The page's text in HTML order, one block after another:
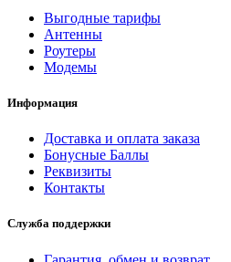
Выгодные тарифы
Антенны
Роутеры
Модемы
Информация
Доставка и оплата заказа
Бонусные Баллы
Реквизиты
Контакты
Служба поддержки